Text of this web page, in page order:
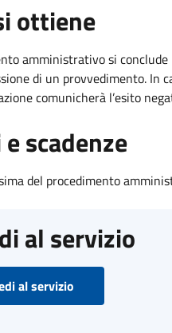
ottiene
amministrativo si
di un provvedimento. In
comunicherà l’esito
scadenze
del procedimento
al servizio
al servizio